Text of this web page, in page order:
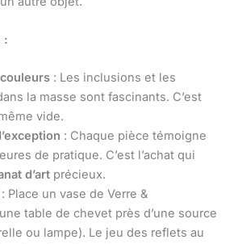
:
: Les inclusions et les
la masse sont fascinants. C’est
vide.
: Chaque pièce témoigne
de pratique. C’est l’achat qui
d’art précieux.
: Place un vase de Verre &
table de chevet près d’une source
ou lampe). Le jeu des reflets au